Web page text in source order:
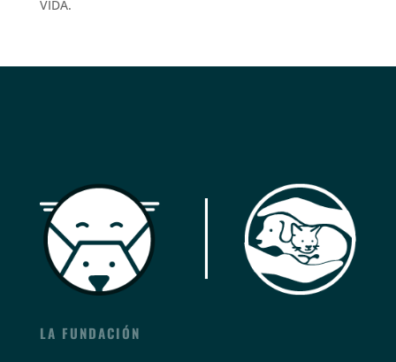
VIDA.
LA FUNDACIÓN